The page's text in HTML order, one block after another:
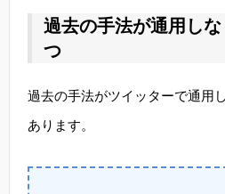
過去の手法が通用し
つ
過去の手法がツイッターで通用
あります。